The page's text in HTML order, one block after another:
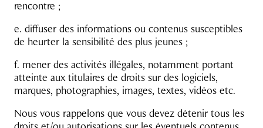
rencontre ;
e. diffuser des informations ou contenus susceptibles
de heurter la sensibilité des plus jeunes ;
f. mener des activités illégales, notamment portant
atteinte aux titulaires de droits sur des logiciels,
marques, photographies, images, textes, vidéos etc.
Nous vous rappelons que vous devez détenir tous les